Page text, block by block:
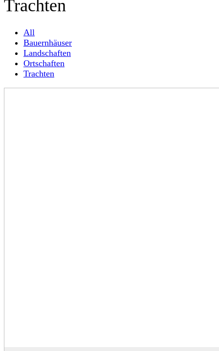
Trachten
All
Bauernhäuser
Landschaften
Ortschaften
Trachten